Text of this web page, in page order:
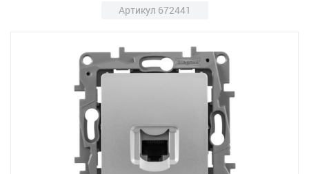
Артикул 672441